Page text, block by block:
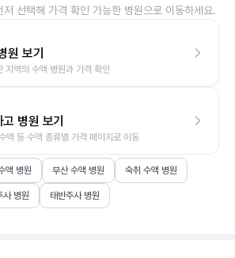
선택해 가격 확인 가능한 병원으로 이동하세요.
원 보기
지역의 수액 병원과 가격 확인
병원 보기
액 등 수액 종류별 가격 페이지로 이동
액 병원 부산 수액 병원 숙취 수액 병원
사 병원 태반주사 병원